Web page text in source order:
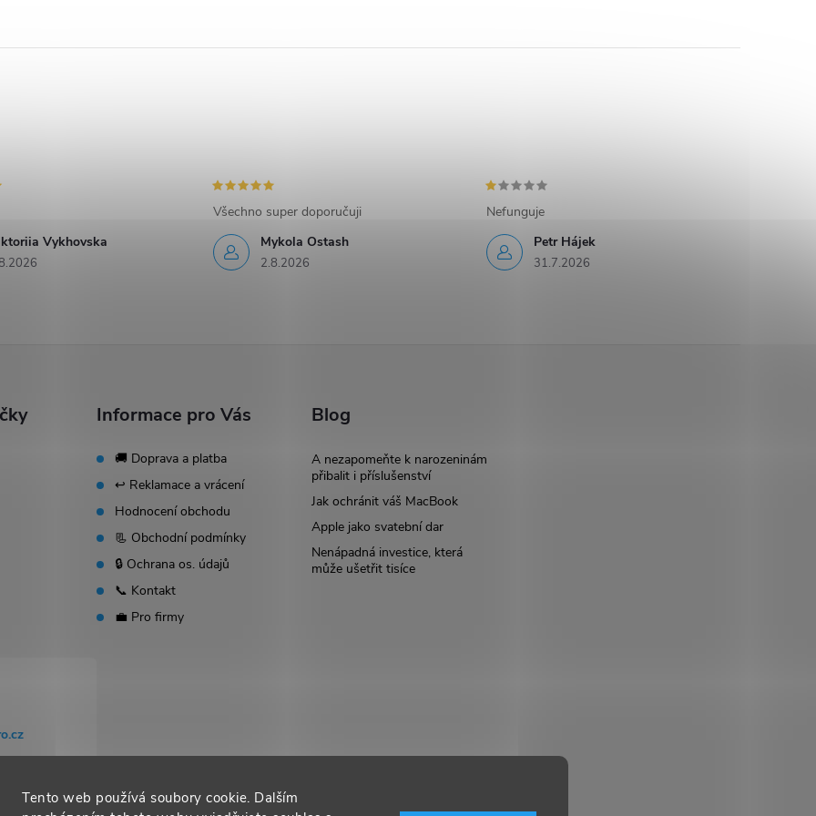
Tento web používá soubory cookie. Dalším
Vykhovska
Mykola Ostash
2.8.2026
Všechno super doporučuji
Petr Hájek
31.7.2026
Nefunguje
Informace pro Vás
🚚 Doprava a platba
↩️ Reklamace a vrácení
Hodnocení obchodu
📃 Obchodní podmínky
🔒 Ochrana os. údajů
📞 Kontakt
💼 Pro firmy
Blog
A nezapomeňte k narozeninám
přibalit i příslušenství
Jak ochránit váš MacBook
Apple jako svatební dar
Nenápadná investice, která
může ušetřit tisíce